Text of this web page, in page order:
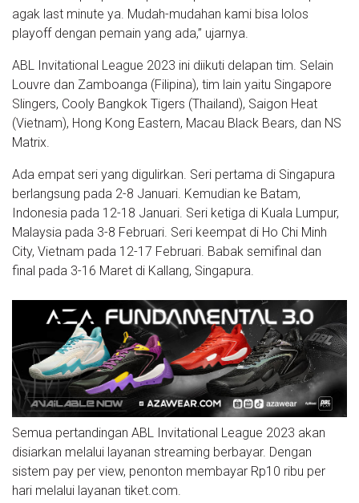
agak last minute ya. Mudah-mudahan kami bisa lolos
playoff dengan pemain yang ada,” ujarnya.
ABL Invitational League 2023 ini diikuti delapan tim. Selain
Louvre dan Zamboanga (Filipina), tim lain yaitu Singapore
Slingers, Cooly Bangkok Tigers (Thailand), Saigon Heat
(Vietnam), Hong Kong Eastern, Macau Black Bears, dan NS
Matrix.
Ada empat seri yang digulirkan. Seri pertama di Singapura
berlangsung pada 2-8 Januari. Kemudian ke Batam,
Indonesia pada 12-18 Januari. Seri ketiga di Kuala Lumpur,
Malaysia pada 3-8 Februari. Seri keempat di Ho Chi Minh
City, Vietnam pada 12-17 Februari. Babak semifinal dan
final pada 3-16 Maret di Kallang, Singapura.
Semua pertandingan ABL Invitational League 2023 akan
disiarkan melalui layanan streaming berbayar. Dengan
sistem pay per view, penonton membayar Rp10 ribu per
hari melalui layanan tiket.com.